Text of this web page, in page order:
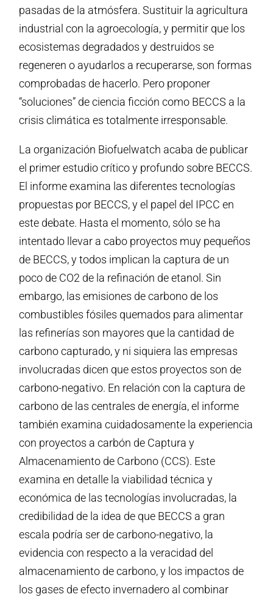
pasadas de la atmósfera. Sustituir la agricultura
industrial con la agroecología, y permitir que los
ecosistemas degradados y destruidos se
regeneren o ayudarlos a recuperarse, son formas
comprobadas de hacerlo. Pero proponer
“soluciones” de ciencia ficción como BECCS a la
crisis climática es totalmente irresponsable.
La organización Biofuelwatch acaba de publicar
el primer estudio crítico y profundo sobre BECCS.
El informe examina las diferentes tecnologías
propuestas por BECCS, y el papel del IPCC en
este debate. Hasta el momento, sólo se ha
intentado llevar a cabo proyectos muy pequeños
de BECCS, y todos implican la captura de un
poco de CO2 de la refinación de etanol. Sin
embargo, las emisiones de carbono de los
combustibles fósiles quemados para alimentar
las refinerías son mayores que la cantidad de
carbono capturado, y ni siquiera las empresas
involucradas dicen que estos proyectos son de
carbono-negativo. En relación con la captura de
carbono de las centrales de energía, el informe
también examina cuidadosamente la experiencia
con proyectos a carbón de Captura y
Almacenamiento de Carbono (CCS). Este
examina en detalle la viabilidad técnica y
económica de las tecnologías involucradas, la
credibilidad de la idea de que BECCS a gran
escala podría ser de carbono-negativo, la
evidencia con respecto a la veracidad del
almacenamiento de carbono, y los impactos de
los gases de efecto invernadero al combinar